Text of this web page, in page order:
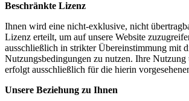
Beschränkte Lizenz
Ihnen wird eine nicht-exklusive, nicht
Lizenz erteilt, um auf unsere Website
ausschließlich in strikter Übereinstimmung mit
Nutzungsbedingungen zu nutzen. Ihre Nutzung
erfolgt ausschließlich für die hierin
Unsere Beziehung zu Ihnen